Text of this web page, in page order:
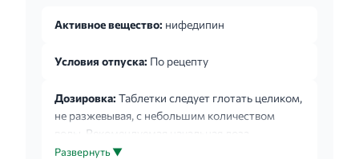
Активное вещество: нифедипин
Условия отпуска: По рецепту
Дозировка: Таблетки следует глотать целиком,
не разжевывая, с небольшим количеством
воды. Рекомендуемая начальная доза
препарата Кордафлекс® - 2 раза по одной
Развернуть ▼